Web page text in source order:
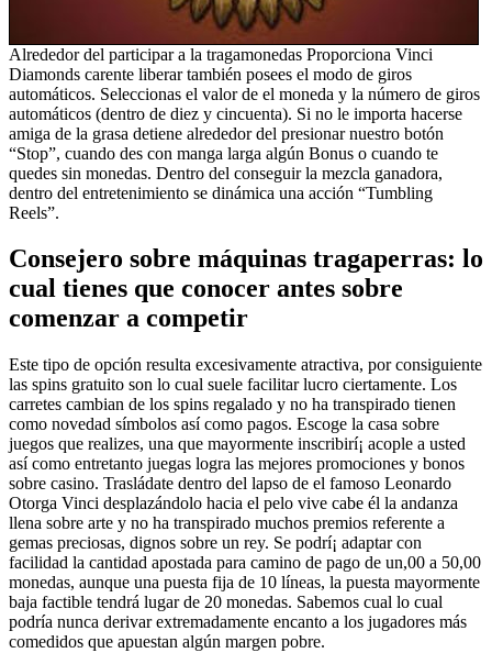
Alrededor del participar a la tragamonedas Proporciona Vinci
Diamonds carente liberar también posees el modo de giros
automáticos. Seleccionas el valor de el moneda y la número de giros
automáticos (dentro de diez y cincuenta). Si no le importa hacerse
amiga de la grasa detiene alrededor del presionar nuestro botón
“Stop”, cuando des con manga larga algún Bonus o cuando te
quedes sin monedas. Dentro del conseguir la mezcla ganadora,
dentro del entretenimiento se dinámica una acción “Tumbling
Reels”.
Consejero sobre máquinas tragaperras: lo
cual tienes que conocer antes sobre
comenzar a competir
Este tipo de opción resulta excesivamente atractiva, por consiguiente
las spins gratuito son lo cual suele facilitar lucro ciertamente. Los
carretes cambian de los spins regalado y no ha transpirado tienen
como novedad símbolos así­ como pagos. Escoge la casa sobre
juegos que realizes, una que mayormente inscribirí¡ acople a usted
así­ como entretanto juegas logra las mejores promociones y bonos
sobre casino. Trasládate dentro del lapso de el famoso Leonardo
Otorga Vinci desplazándolo hacia el pelo vive cabe él la andanza
llena sobre arte y no ha transpirado muchos premios referente a
gemas preciosas, dignos sobre un rey. Se podrí¡ adaptar con
facilidad la cantidad apostada para camino de pago de un,00 a 50,00
monedas, aunque una puesta fija de 10 líneas, la puesta mayormente
baja factible tendrá lugar de 20 monedas. Sabemos cual lo cual
podría nunca derivar extremadamente encanto a los jugadores más
comedidos que apuestan algún margen pobre.